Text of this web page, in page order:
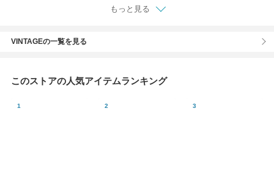
もっと見る
VINTAGEの一覧を見る
このストアの人気アイテムランキング